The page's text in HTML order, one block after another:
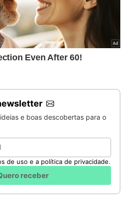
eletrônicos, insumos
fiação) e o serviço de
de segurança eletrônica,
para morar após os 60 anos,
ranking realizado pela FGV -iStock
oferecer segurança para
e boas descobertas para o
de uso e a política de privacidade.
receber